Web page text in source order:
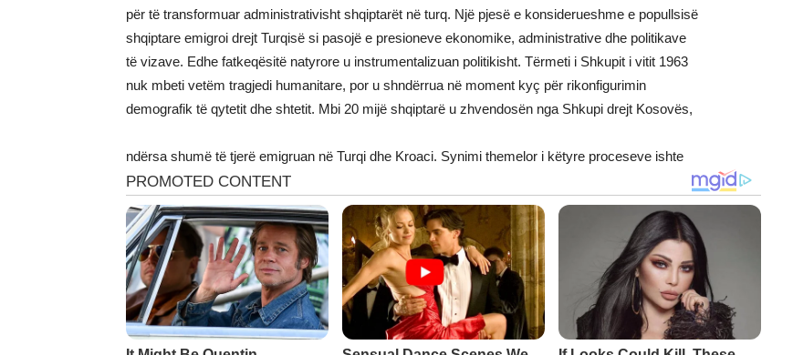
për të transformuar administrativisht shqiptarët në turq. Një pjesë e konsiderueshme e popullsisë
shqiptare emigroi drejt Turqisë si pasojë e presioneve ekonomike, administrative dhe politikave
të vizave. Edhe fatkeqësitë natyrore u instrumentalizuan politikisht. Tërmeti i Shkupit i vitit 1963
nuk mbeti vetëm tragjedi humanitare, por u shndërrua në moment kyç për rikonfigurimin
demografik të qytetit dhe shtetit. Mbi 20 mijë shqiptarë u zhvendosën nga Shkupi drejt Kosovës,
ndërsa shumë të tjerë emigruan në Turqi dhe Kroaci. Synimi themelor i këtyre proceseve ishte